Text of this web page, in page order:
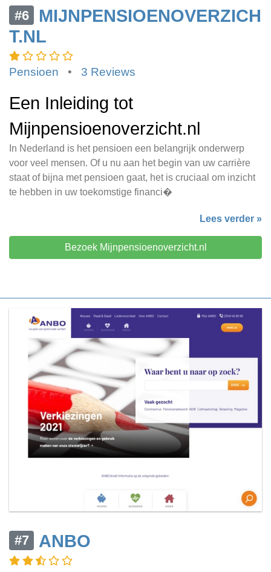
#6
MIJNPENSIOENOVERZICH
T.NL
Pensioen • 3 Reviews
Een Inleiding tot
Mijnpensioenoverzicht.nl
In Nederland is het pensioen een belangrijk onderwerp
voor veel mensen. Of u nu aan het begin van uw carrière
staat of bijna met pensioen gaat, het is cruciaal om inzicht
te hebben in uw toekomstige financi�
Lees verder »
Bezoek Mijnpensioenoverzicht.nl
#7 ANBO